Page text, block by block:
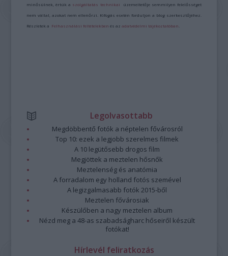
minősülnek, értük a szolgáltatás technikai üzemeltetője semmilyen felelősséget
nem vállal, azokat nem ellenőrzi. Kifogás esetén forduljon a blog szerkesztőjéhez.
Részletek a Felhasználási feltételekben és azadatvédelmi tájékoztatóban
Legolvasottabb
Megdöbbentő fotók a néptelen fővárosról
Top 10: ezek a legjobb szerelmes filmek
A 10 legütősebb drogos film
Megjöttek a meztelen hősnők
Meztelenség és anatómia
A forradalom egy holland fotós szemével
A legizgalmasabb fotók 2015-ből
Meztelen fővárosiak
Készülőben a nagy meztelen album
Nézd meg a 48-as szabadságharc hőseiről készült
fotókat!
Hírlevél feliratkozás